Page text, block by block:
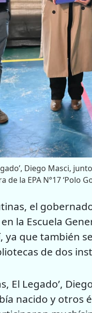
Diego Masci,
la EPA N°17 ‘Polo
el
la Escuela
ya que también
de dos
El Legado’,
nacido y otros